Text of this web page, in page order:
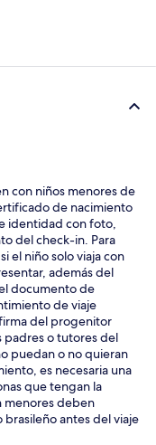
con niños menores de
de nacimiento
identidad con foto,
del check-in. Para
el niño solo viaja con
además del
documento de
de viaje
del progenitor
padres o tutores del
puedan o no quieran
es necesaria una
que tengan la
menores deben
antes del viaje